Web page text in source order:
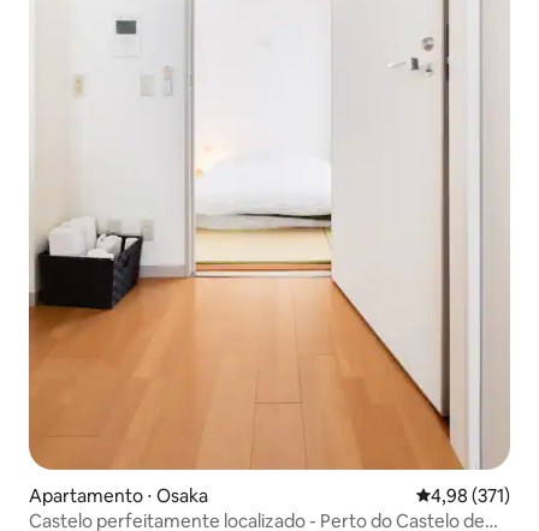
Apartamento ⋅ Osaka 4,98 de uma
4,98 (371)
Castelo perfeitamente localizado - Perto do Castelo de